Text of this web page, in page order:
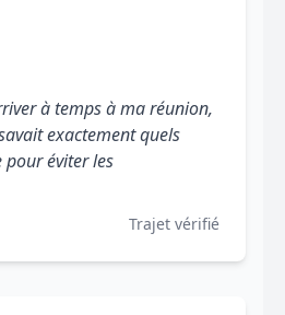
à temps à ma réunion,
exactement quels
éviter les
Trajet vérifié